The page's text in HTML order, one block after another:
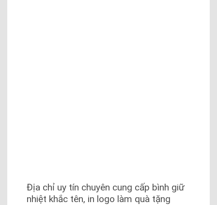
Địa chỉ uy tín chuyên cung cấp bình giữ
nhiệt khắc tên, in logo làm quà tặng